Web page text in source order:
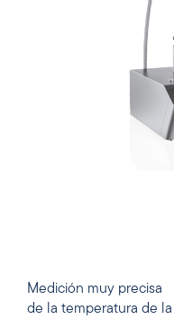
Medición muy precisa
de la temperatura de la